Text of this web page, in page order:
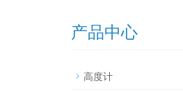
产品中心
高度计